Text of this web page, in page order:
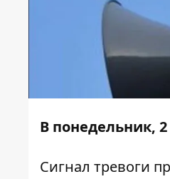
В понедельник,
Сигнал тревоги